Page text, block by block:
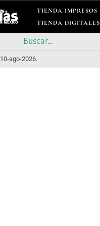
TIENDA IMPRESOS
TIENDA DIGITALES
10-ago-2026.